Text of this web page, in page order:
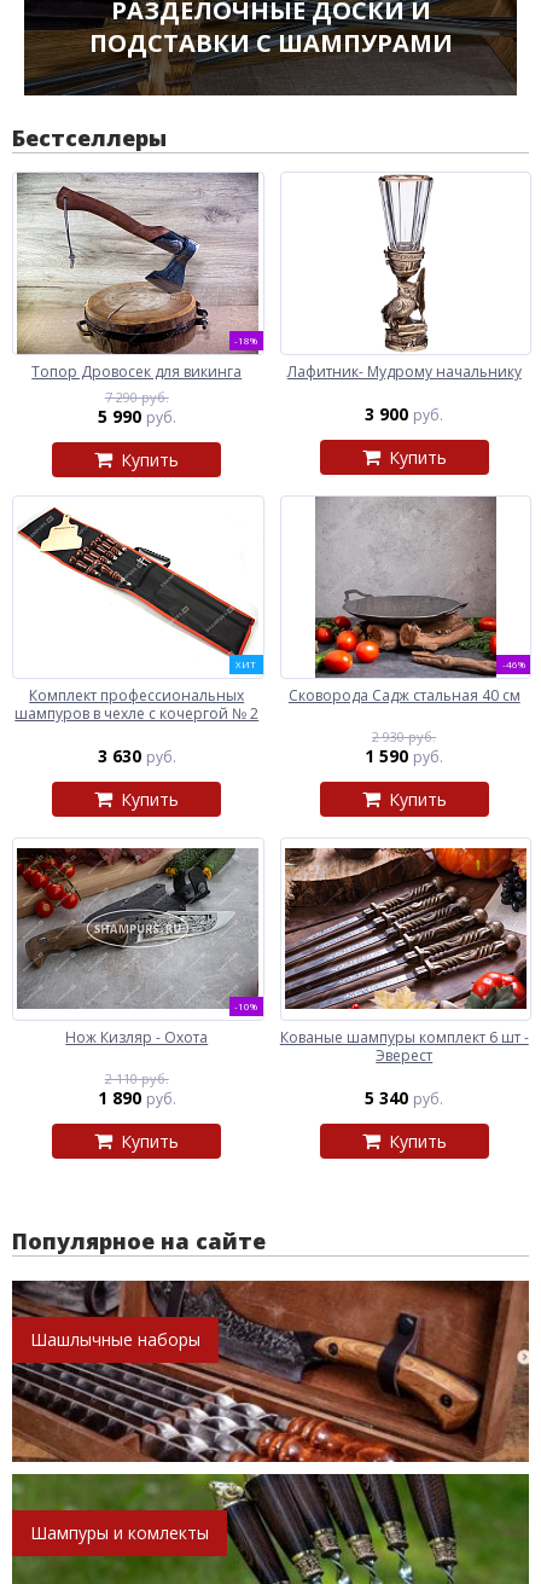
РАЗДЕЛОЧНЫЕ ДОСКИ И
ПОДСТАВКИ С ШАМПУРАМИ
Бестселлеры
-18%
Топор Дровосек для викинга
7 290 руб.
5 990 руб.
Купить
Лафитник- Мудрому начальнику
3 900 руб.
Купить
ХИТ
Комплект профессиональных
шампуров в чехле с кочергой № 2
3 630 руб.
Купить
-46%
Сковорода Садж стальная 40 см
2 930 руб.
1 590 руб.
Купить
-10%
Нож Кизляр - Охота
2 110 руб.
1 890 руб.
Купить
Кованые шампуры комплект 6 шт -
Эверест
5 340 руб.
Купить
Популярное на сайте
Шашлычные наборы
Шампуры и комлекты